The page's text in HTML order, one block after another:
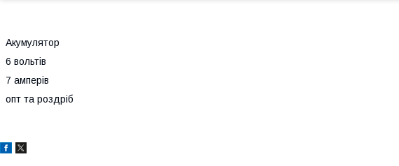
Акумулятор
6 вольтів
7 амперів
опт та роздріб